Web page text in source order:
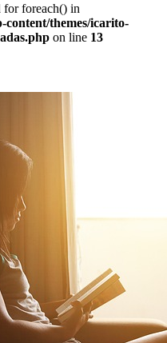
for foreach() in
themes/icarito-
on line 13